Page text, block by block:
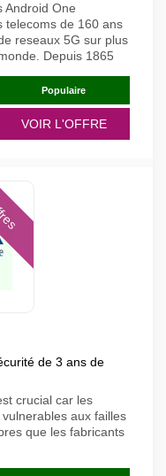
Android One
telecoms de 160 ans
reseaux 5G sur plus
Depuis 1865
Populaire
VOIR L'OFFRE
de 3 ans de
crucial car les
aux failles
que les fabricants